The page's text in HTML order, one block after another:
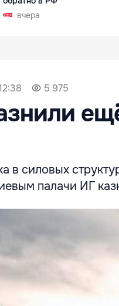
вчера
5 975
в силовых
палачи ИГ